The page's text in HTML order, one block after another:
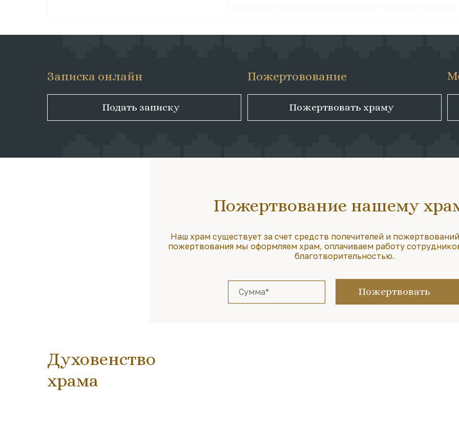
Пожертвовать храму
Подать записку
Пожертовование
Записка онлайн
Пожертвование нашему
Наш храм существует за счет средств попечителей и
пожертвования мы оформляем храм, оплачиваем работу
благотворительностью.
Пожертвовать
Духовенство
храма